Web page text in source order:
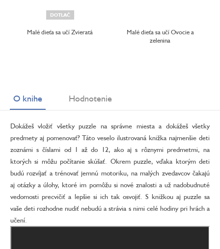
DOTLAČ
Malé dieťa sa učí Zvieratá
Malé dieťa sa učí Ovocie a
zelenina
O knihe Hodnotenie
Dokážeš vložiť všetky puzzle na správne miesta a dokážeš všetky
predmety aj pomenovať? Táto veselo ilustrovaná knižka najmenšie deti
zoznámi s číslami od 1 až do 12, ako aj s rôznymi predmetmi, na
ktorých si môžu počítanie skúšať. Okrem puzzle, vďaka ktorým deti
budú rozvíjať a trénovať jemnú motoriku, na malých zvedavcov čakajú
aj otázky a úlohy, ktoré im pomôžu si nové znalosti a už nadobudnuté
vedomosti precvičiť a lepšie si ich tak osvojiť. S knižkou aj puzzle sa
vaše deti rozhodne nudiť nebudú a strávia s nimi celé hodiny pri hrách a
učení.